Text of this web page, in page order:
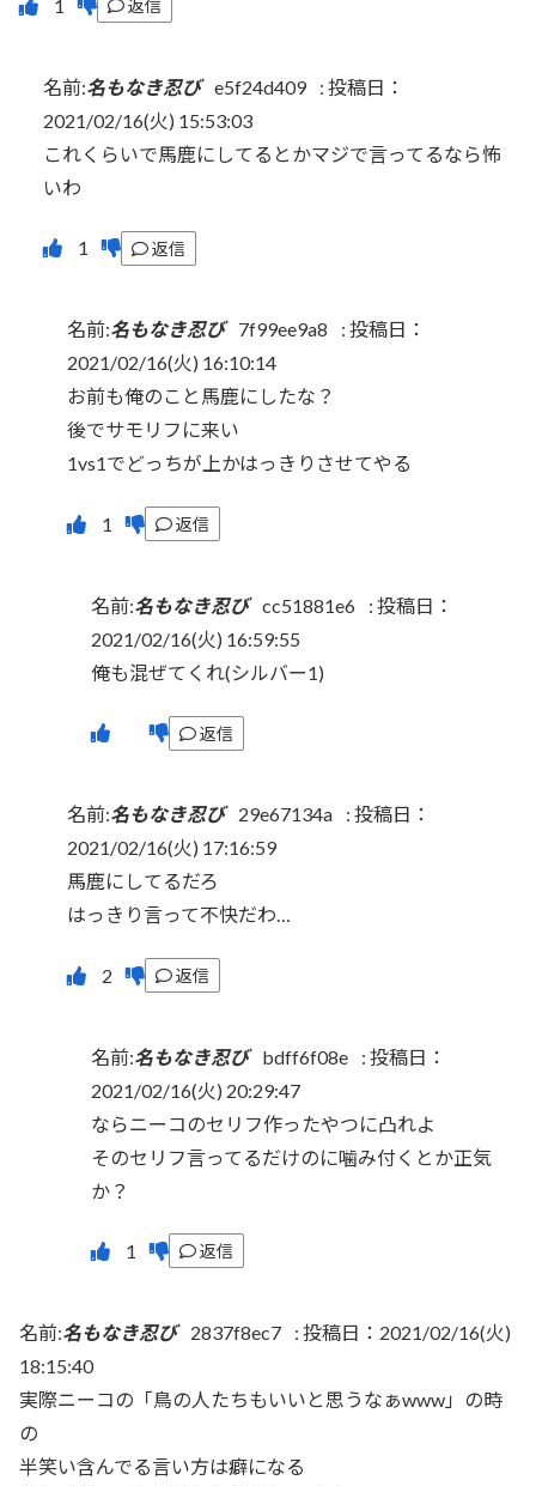
返信
名前:名もなき忍び e5f24d409 : 投稿日：
2021/02/16(火) 15:53:03
これくらいで馬鹿にしてるとかマジで言ってるなら怖
いわ
返信
名前:名もなき忍び 7f99ee9a8 : 投稿日：
2021/02/16(火) 16:10:14
お前も俺のこと馬鹿にしたな？
後でサモリフに来い
1vs1でどっちが上かはっきりさせてやる
返信
名前:名もなき忍び cc51881e6 : 投稿日：
2021/02/16(火) 16:59:55
俺も混ぜてくれ(シルバー1)
返信
名前:名もなき忍び 29e67134a : 投稿日：
2021/02/16(火) 17:16:59
馬鹿にしてるだろ
はっきり言って不快だわ…
返信
名前:名もなき忍び bdff6f08e : 投稿日：
2021/02/16(火) 20:29:47
ならニーコのセリフ作ったやつに凸れよ
そのセリフ言ってるだけのに噛み付くとか正気
か？
返信
名前:名もなき忍び 2837f8ec7 : 投稿日：2021/02/16(火)
18:15:40
実際ニーコの「鳥の人たちもいいと思うなぁwww」の時
の
半笑い含んでる言い方は癖になる